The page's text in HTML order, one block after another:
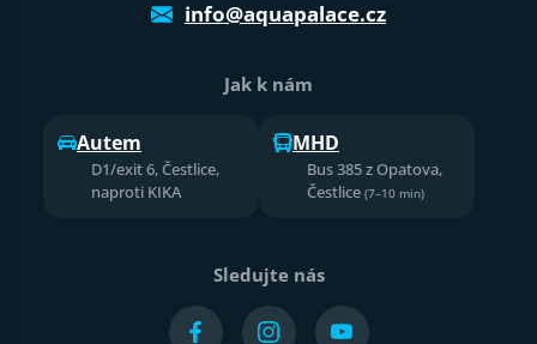
info@aquapalace.cz
Jak k nám
Autem
D1/exit 6, Čestlice,
naproti KIKA
MHD
Bus 385 z Opatova,
Čestlice (7–10 min)
Sledujte nás